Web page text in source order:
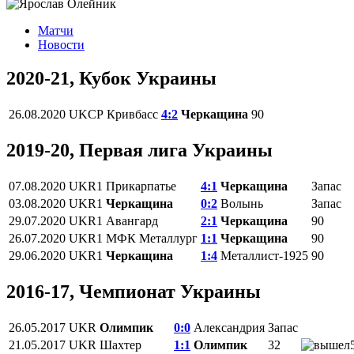
Матчи
Новости
2020-21, Кубок Украины
26.08.2020 UKCP Кривбасс 4:2 Черкащина 90
2019-20, Первая лига Украины
07.08.2020 UKR1 Прикарпатье 4:1 Черкащина
Запас
03.08.2020 UKR1 Черкащина 0:2 Волынь
Запас
29.07.2020 UKR1 Авангард 2:1 Черкащина
90
26.07.2020 UKR1 МФК Металлург 1:1 Черкащина
90
29.06.2020 UKR1 Черкащина 1:4 Металлист-1925 90
2016-17, Чемпионат Украины
26.05.2017 UKR Олимпик 0:0 Александрия Запас
21.05.2017 UKR Шахтер 1:1 Олимпик 32